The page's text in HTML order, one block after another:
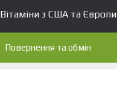
Вітаміни з США та Європи
Повернення та обмін